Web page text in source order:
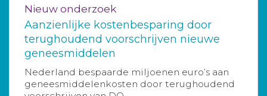
Nieuw onderzoek
Aanzienlijke kostenbesparing door
terughoudend voorschrijven nieuwe
geneesmiddelen
Nederland bespaarde miljoenen euro’s aan
geneesmiddelenkosten door terughoudend